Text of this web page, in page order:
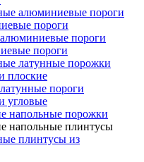
алюминиевые пороги
пороги
пороги
пороги
латунные порожки
плоские
пороги
угловые
напольные порожки
напольные плинтусы
плинтусы из